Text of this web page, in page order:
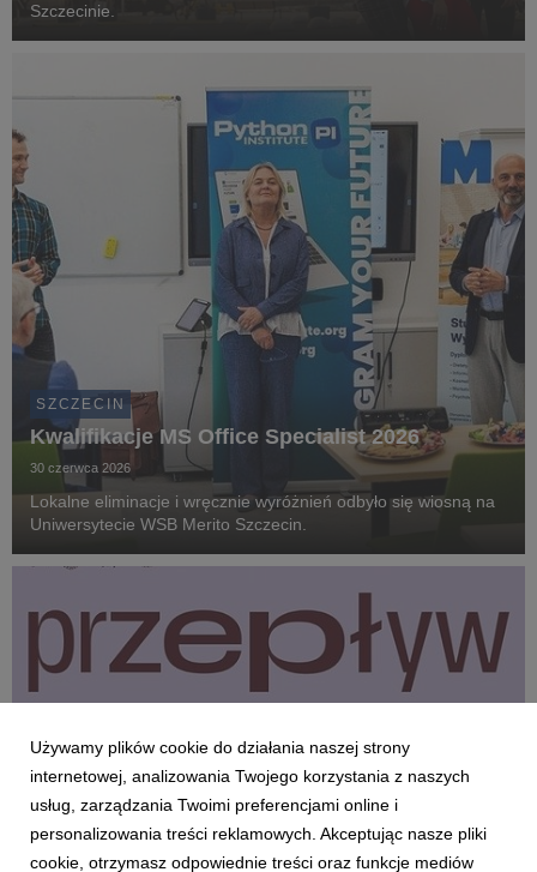
Szczecinie.
SZCZECIN
Kwalifikacje MS Office Specialist 2026
30 czerwca 2026
Lokalne eliminacje i wręcznie wyróżnień odbyło się wiosną na
Uniwersytecie WSB Merito Szczecin.
Używamy plików cookie do działania naszej strony
internetowej, analizowania Twojego korzystania z naszych
usług, zarządzania Twoimi preferencjami online i
personalizowania treści reklamowych. Akceptując nasze pliki
cookie, otrzymasz odpowiednie treści oraz funkcje mediów